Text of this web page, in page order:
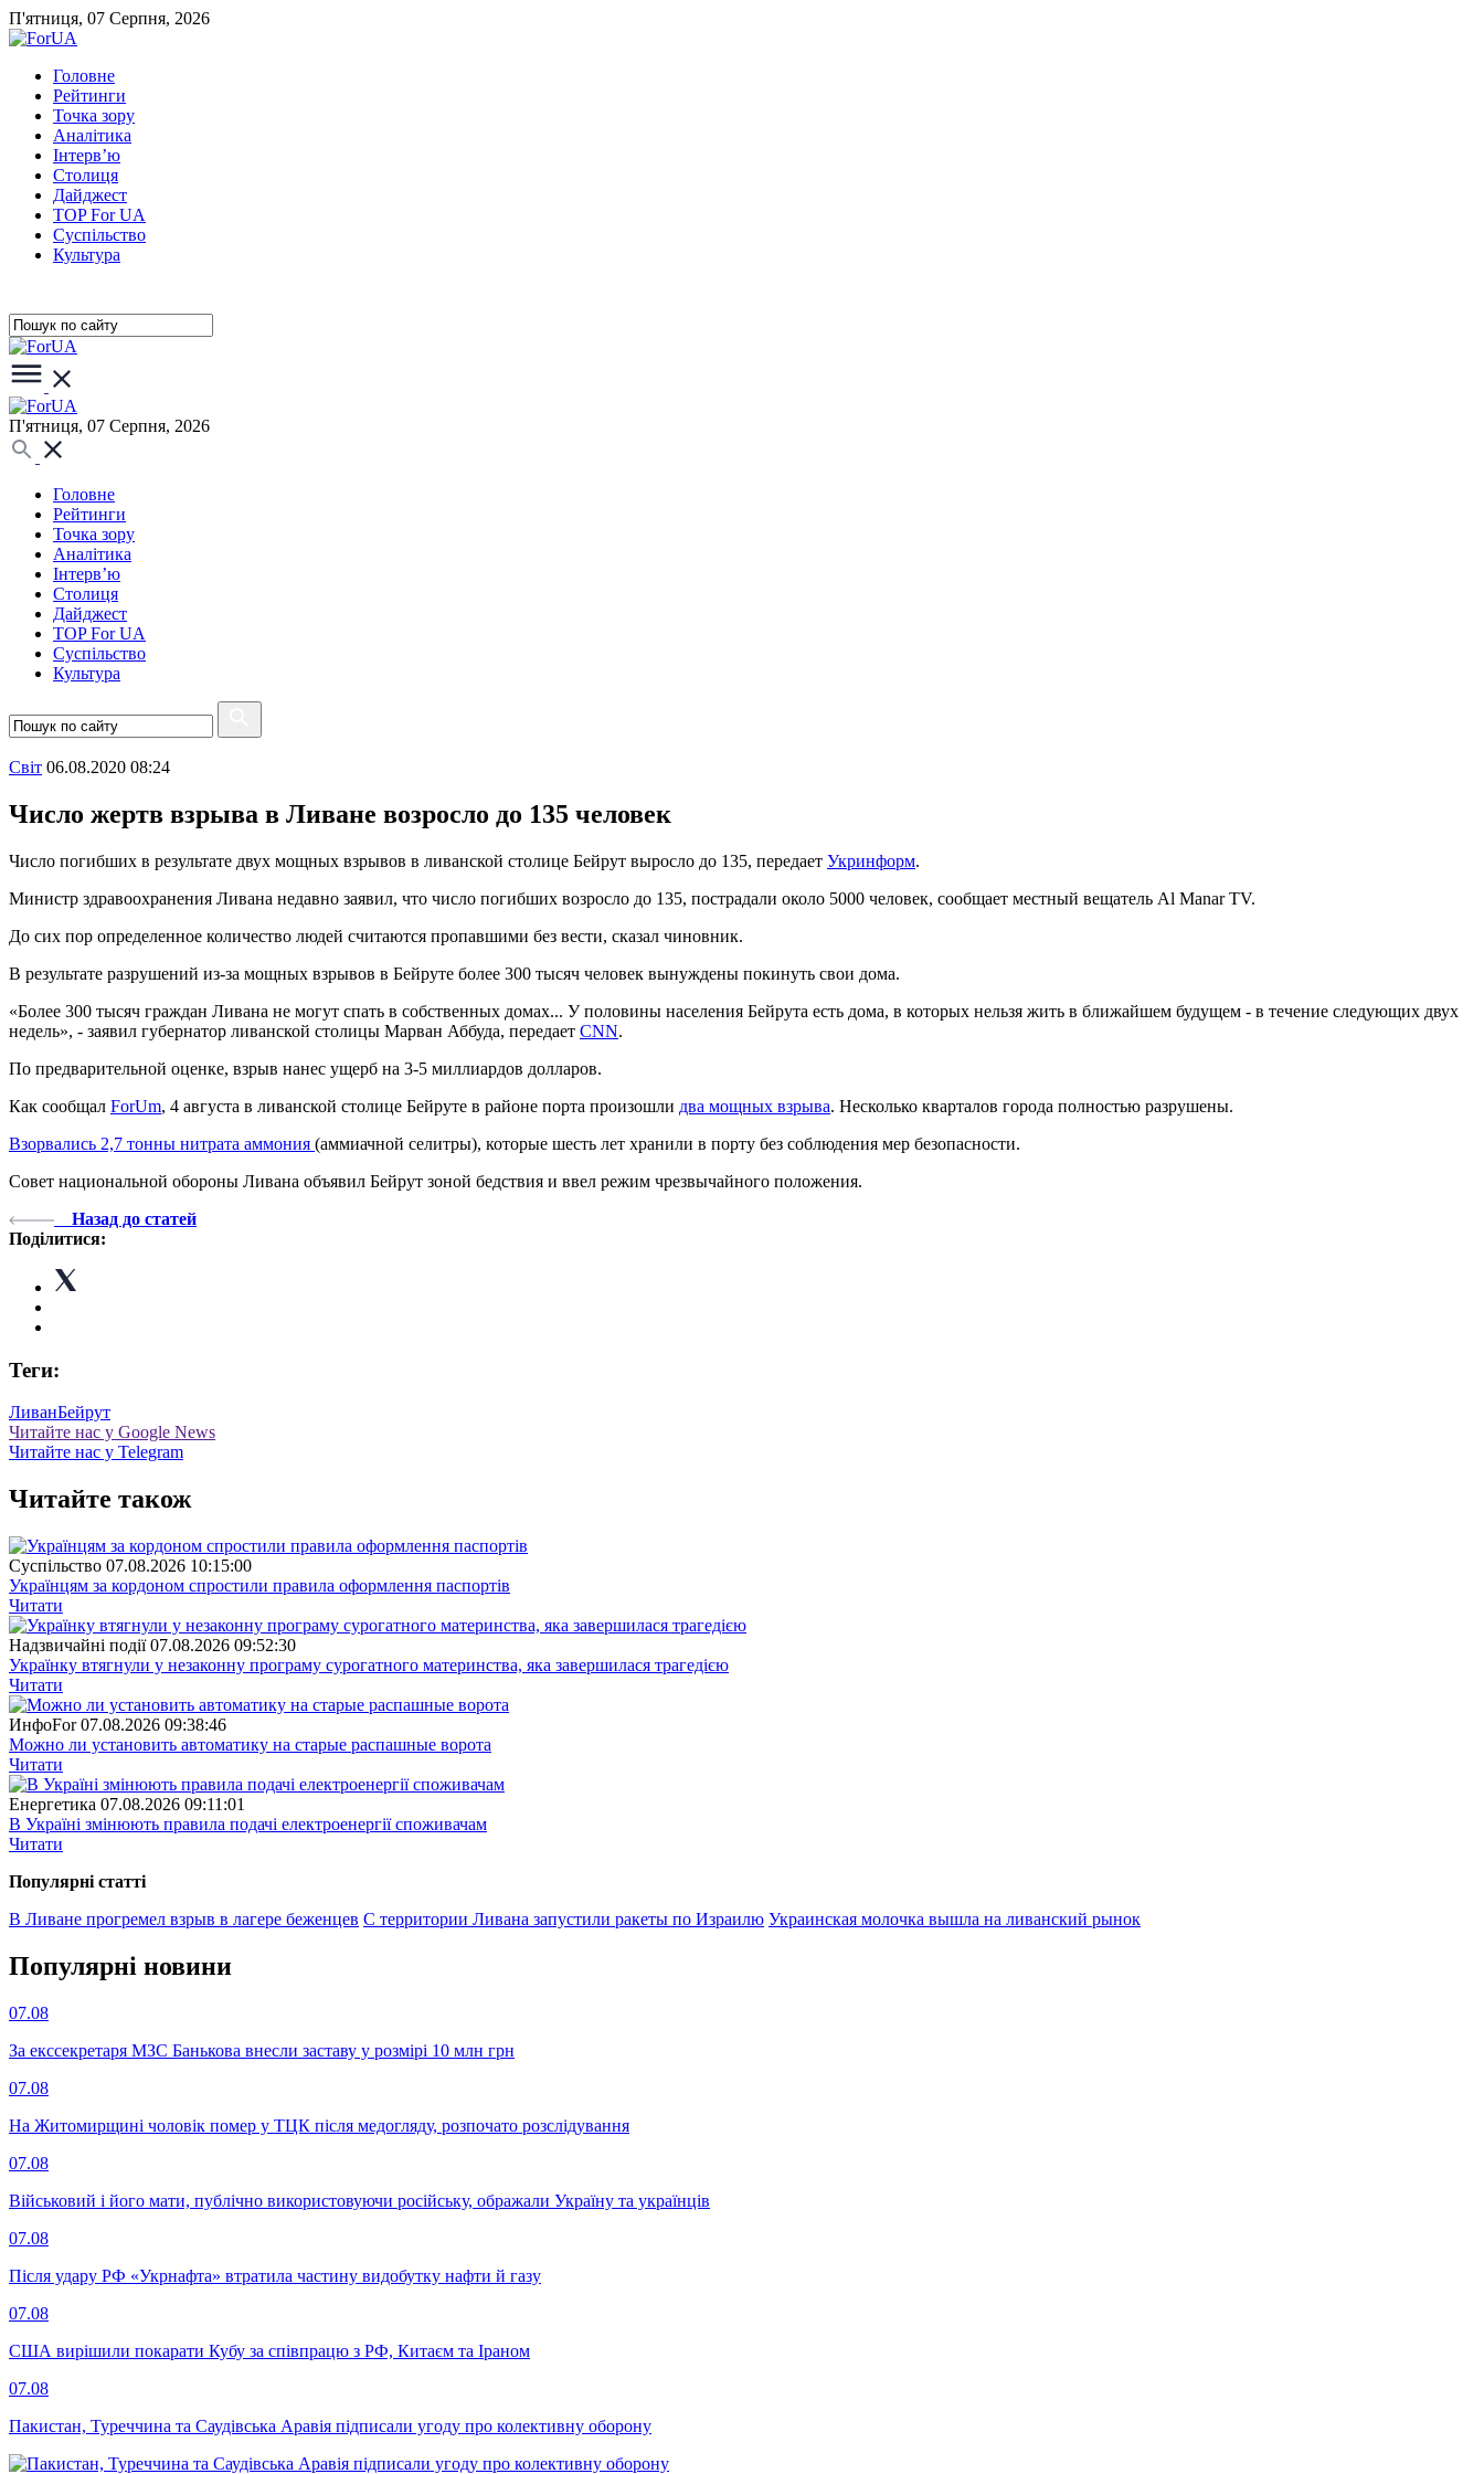
П'ятниця, 07 Серпня, 2026
Головне
Рейтинги
Точка зору
Аналітика
Інтерв’ю
Столиця
Дайджест
TOP For UA
Суспiльство
Культура
П'ятниця, 07 Серпня, 2026
Головне
Рейтинги
Точка зору
Аналітика
Інтерв’ю
Столиця
Дайджест
TOP For UA
Суспiльство
Культура
Свiт 06.08.2020 08:24
Число жертв взрыва в Ливане возросло до 135 человек
Число погибших в результате двух мощных взрывов в ливанской столице Бейрут выросло до 135, передает Укринформ.
Министр здравоохранения Ливана недавно заявил, что число погибших возросло до 135, пострадали около 5000 человек, сообщает местный вещатель Al Manar TV.
До сих пор определенное количество людей считаются пропавшими без вести, сказал чиновник.
В результате разрушений из-за мощных взрывов в Бейруте более 300 тысяч человек вынуждены покинуть свои дома.
«Более 300 тысяч граждан Ливана не могут спать в собственных домах... У половины населения Бейрута есть дома, в которых нельзя жить в ближайшем будущем - в течение следующих двух
недель», - заявил губернатор ливанской столицы Марван Аббуда, передает CNN.
По предварительной оценке, взрыв нанес ущерб на 3-5 миллиардов долларов.
Как сообщал ForUm, 4 августа в ливанской столице Бейруте в районе порта произошли два мощных взрыва. Несколько кварталов города полностью разрушены.
Взорвались 2,7 тонны нитрата аммония (аммиачной селитры), которые шесть лет хранили в порту без соблюдения мер безопасности.
Совет национальной обороны Ливана объявил Бейрут зоной бедствия и ввел режим чрезвычайного положения.
Назад до статей
Поділитися:
Теги:
ЛиванБейрут
Читайте нас у Google News
Читайте нас у Telegram
Читайте також
Суспiльство 07.08.2026 10:15:00
Українцям за кордоном спростили правила оформлення паспортів
Читати
Надзвичайні події 07.08.2026 09:52:30
Українку втягнули у незаконну програму сурогатного материнства, яка завершилася трагедією
Читати
ИнфоFor 07.08.2026 09:38:46
Можно ли установить автоматику на старые распашные ворота
Читати
Енергетика 07.08.2026 09:11:01
В Україні змінюють правила подачі електроенергії споживачам
Читати
Популярнi статтi
В Ливане прогремел взрыв в лагере беженцев С территории Ливана запустили ракеты по Израилю Украинская молочка вышла на ливанский рынок
Популярнi новини
07.08
За екссекретаря МЗС Банькова внесли заставу у розмірі 10 млн грн
07.08
На Житомирщині чоловік помер у ТЦК після медогляду, розпочато розслідування
07.08
Військовий і його мати, публічно використовуючи російську, ображали Україну та українців
07.08
Після удару РФ «Укрнафта» втратила частину видобутку нафти й газу
07.08
США вирішили покарати Кубу за співпрацю з РФ, Китаєм та Іраном
07.08
Пакистан, Туреччина та Саудівська Аравія підписали угоду про колективну оборону